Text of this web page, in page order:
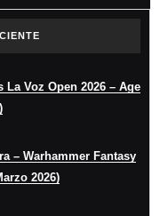
Voz Open 2026 – Age
– Warhammer Fantasy
2026)